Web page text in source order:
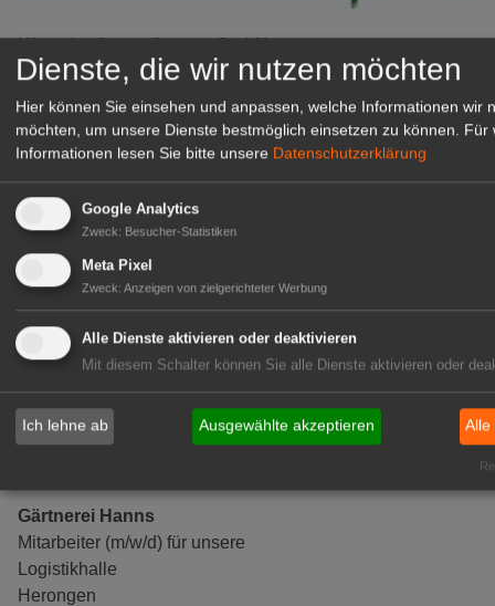
& Co KG
Gärtner im Zierpflanzenbau
(Geselle/Meister/Techniker)
(m/w/d)
Gensingen
zur Stellenanzeige
Gärtnerei Hanns
Mitarbeiter (m/w/d) für unsere
Logistikhalle
Herongen
Dienste, die wir nutzen möchten
Hier können Sie einsehen und anpassen, welche Informationen wir
möchten, um unsere Dienste bestmöglich einsetzen zu können. Für
Informationen lesen Sie bitte unsere Datenschutzerklärung
Google Analytics
Zweck: Besucher-Statistiken
Meta Pixel
Zweck: Anzeigen von zielgerichteter Werbung
Alle Dienste aktivieren oder deaktivieren
Mit diesem Schalter können Sie alle Dienste aktivieren oder
Ich lehne ab Ausgewählte akzeptieren Alle